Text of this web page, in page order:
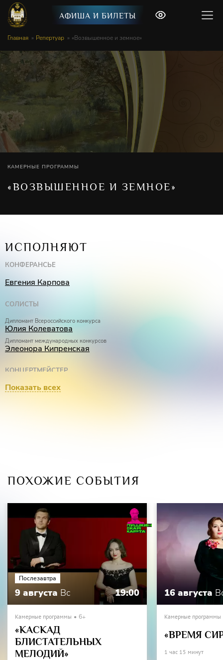
АФИША И БИЛЕТЫ
Главная Репертуар «Возвышенное и земное»
КАМЕРНЫЕ ПРОГРАММЫ
«ВОЗВЫШЕННОЕ И ЗЕМНОЕ»
ИСПОЛНЯЮТ
КОНФЕРАНСЬЕ
Евгения Карпова
СОЛИСТЫ
Дипломант Всероссийского конкурса
Юлия Колеватова
Дипломант международных конкурсов
Элеонора Кипренская
КОНЦЕРТМЕЙСТЕР
Маргарита Бекетова
Показать всех
ПОХОЖИЕ СОБЫТИЯ
Послезавтра
9 августа Вс 19:00
Камерные программы 6+
«КАСКАД
БЛИСТАТЕЛЬНЫХ
МЕЛОДИЙ»
16 августа
Камерные программы
«ВРЕМЯ
1 час 15 минут